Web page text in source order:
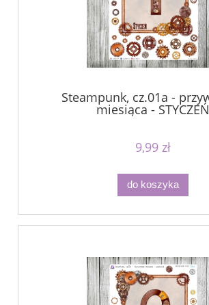
Steampunk, cz.01a -
miesiąca - STYCZEŃ
9,99 zł
do koszyka